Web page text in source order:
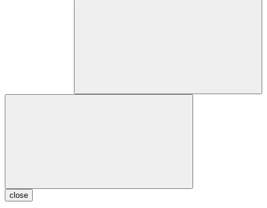
close